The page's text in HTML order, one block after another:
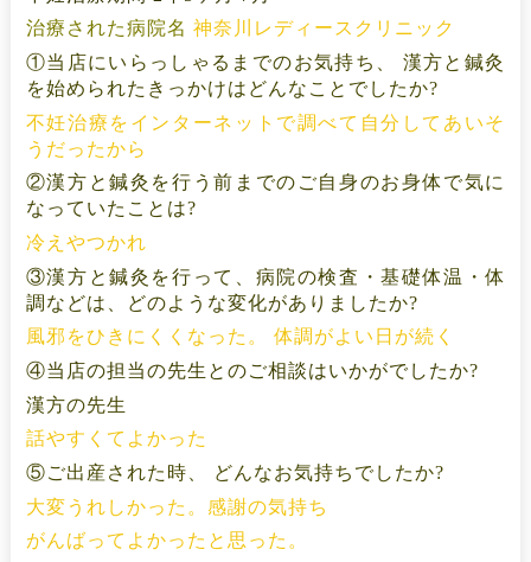
治療された病院名 神奈川レディースクリニック
①当店にいらっしゃるまでのお気持ち、 漢方と鍼灸
を始められたきっかけはどんなことでしたか?
不妊治療をインターネットで調べて自分してあいそ
うだったから
②漢方と鍼灸を行う前までのご自身のお身体で気に
なっていたことは?
冷えやつかれ
③漢方と鍼灸を行って、病院の検査・基礎体温・体
調などは、どのような変化がありましたか?
風邪をひきにくくなった。 体調がよい日が続く
④当店の担当の先生とのご相談はいかがでしたか?
漢方の先生
話やすくてよかった
⑤ご出産された時、 どんなお気持ちでしたか?
大変うれしかった。感謝の気持ち
がんばってよかったと思った。